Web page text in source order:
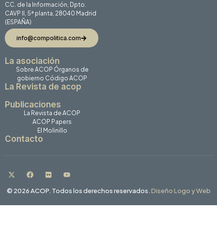
CC. de la Información, Dpto.
CAVP II, 5ª planta, 28040 Madrid
(ESPAÑA)
info@compolitica.com
La asociación
Sobre ACOP Órganos de
gobierno Código ACOP
La Revista de acop
Publicaciones
La Revista de ACOP
ACOP Papers
El Molinillo
Contacto
© 2026 ACOP. Todos los derechos reservados.Diseño Logo y Web